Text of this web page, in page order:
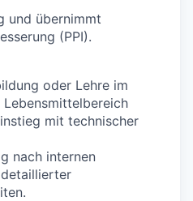
und übernimmt
(PPI).
oder Lehre im
mit technischer
nach internen